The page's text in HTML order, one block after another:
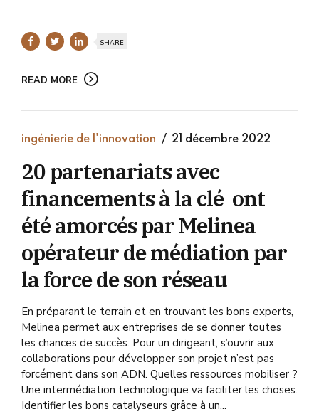
SHARE
READ MORE
ingénierie de l'innovation 21 décembre 2022
20 partenariats avec
financements à la clé ont
été amorcés par Melinea
opérateur de médiation par
la force de son réseau
En préparant le terrain et en trouvant les bons experts,
Melinea permet aux entreprises de se donner toutes
les chances de succès. Pour un dirigeant, s’ouvrir aux
collaborations pour développer son projet n’est pas
forcément dans son ADN. Quelles ressources mobiliser ?
Une intermédiation technologique va faciliter les choses.
Identifier les bons catalyseurs grâce à un...